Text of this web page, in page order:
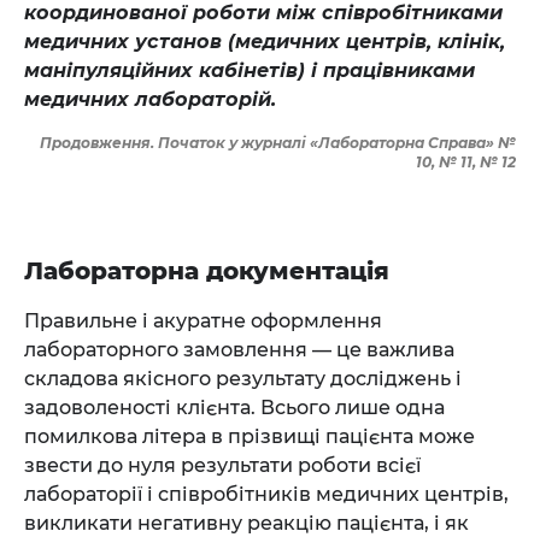
координованої роботи між співробітниками
медичних установ (медичних центрів, клінік,
маніпуляційних кабінетів) і працівниками
медичних лабораторій.
Продовження. Початок у журналі «Лабораторна Справа» №
10, № 11, № 12
Лабораторна документація
Правильне і акуратне оформлення
лабораторного замовлення — це важлива
складова якісного результату досліджень і
задоволеності клієнта. Всього лише одна
помилкова літера в прізвищі пацієнта може
звести до нуля результати роботи всієї
лабораторії і співробітників медичних центрів,
викликати негативну реакцію пацієнта, і як